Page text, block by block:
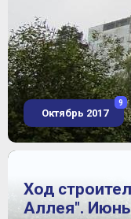
Октябрь 2017
9
Ход
Аллея".